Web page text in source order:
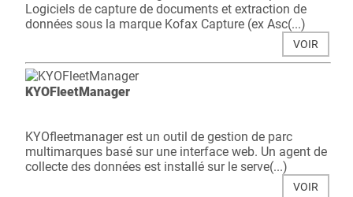
Logiciels de capture de documents et extraction de
données sous la marque Kofax Capture (ex Asc(...)
VOIR
KYOFleetManager
KYOfleetmanager est un outil de gestion de parc
multimarques basé sur une interface web. Un agent de
collecte des données est installé sur le serve(...)
VOIR